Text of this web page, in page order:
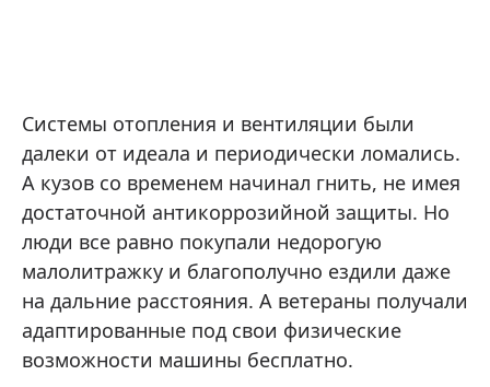
Системы отопления и вентиляции были
далеки от идеала и периодически ломались.
А кузов со временем начинал гнить, не имея
достаточной антикоррозийной защиты. Но
люди все равно покупали недорогую
малолитражку и благополучно ездили даже
на дальние расстояния. А ветераны получали
адаптированные под свои физические
возможности машины бесплатно.